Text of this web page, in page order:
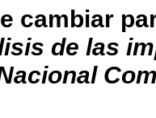
cambiar
de las